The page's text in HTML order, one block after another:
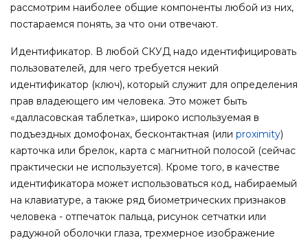
рассмотрим наиболее общие компоненты любой из них,
постараемся понять, за что они отвечают.
Идентификатор. В любой СКУД надо идентифицировать
пользователей, для чего требуется некий
идентификатор (ключ), который служит для определения
прав владеющего им человека. Это может быть
«далласовская таблетка», широко используемая в
подъездных домофонах, бесконтактная (или proximity)
карточка или брелок, карта с магнитной полосой (сейчас
практически не используется). Кроме того, в качестве
идентификатора может использоваться код, набираемый
на клавиатуре, а также ряд биометрических признаков
человека - отпечаток пальца, рисунок сетчатки или
радужной оболочки глаза, трехмерное изображение